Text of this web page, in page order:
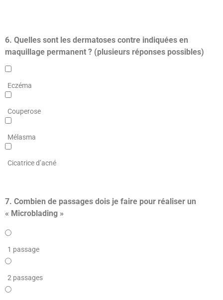
6. Quelles sont les dermatoses contre indiquées en
maquillage permanent ? (plusieurs réponses possibles)
Eczéma
Couperose
Mélasma
Cicatrice d’acné
7. Combien de passages dois je faire pour réaliser un
« Microblading »
1 passage
2 passages